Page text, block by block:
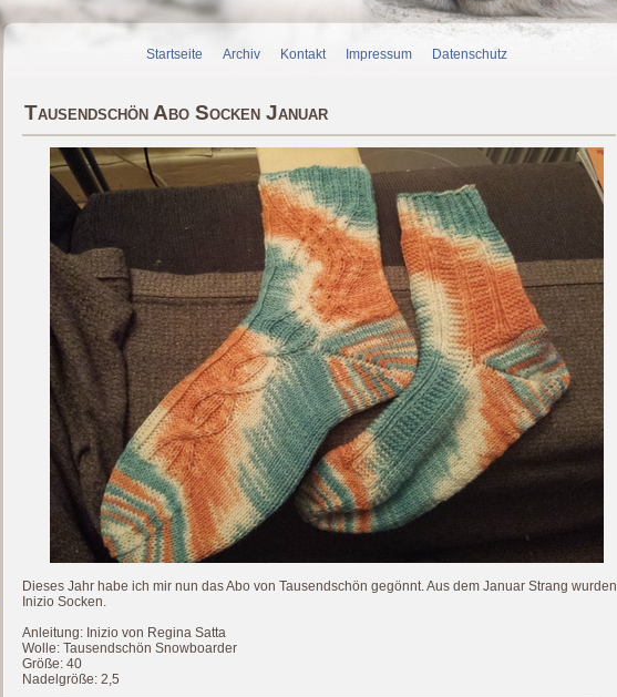
Startseite Archiv Kontakt Impressum Datenschutz
Tausendschön Abo Socken Januar
Dieses Jahr habe ich mir nun das Abo von Tausendschön gegönnt. Aus dem Januar Strang wurden
Inizio Socken.
Anleitung: Inizio von Regina Satta
Wolle: Tausendschön Snowboarder
Größe: 40
Nadelgröße: 2,5